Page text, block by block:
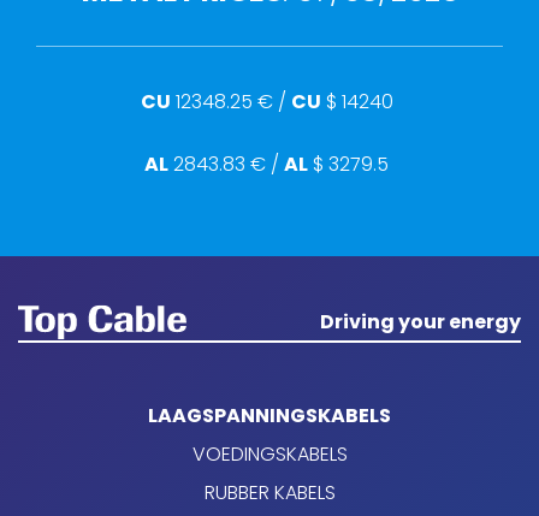
CU 12348.25 € / CU $ 14240
AL2843.83 € / AL $ 3279.5
Driving your energy
LAAGSPANNINGSKABELS
VOEDINGSKABELS
RUBBER KABELS